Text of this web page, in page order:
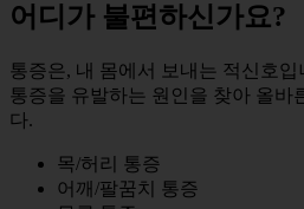
어디가 불편하신가요?
통증은, 내 몸에서 보내는 적신호입
통증을 유발하는 원인을 찾아 올바
다.
목/허리 통증
어깨/팔꿈치 통증